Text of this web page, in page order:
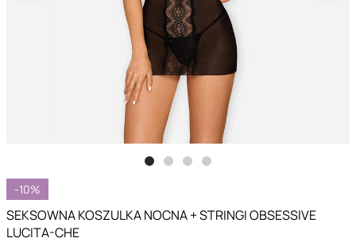
-10%
SEKSOWNA KOSZULKA NOCNA + STRINGI OBSESSIVE
LUCITA-CHE